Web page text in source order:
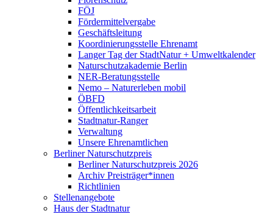
FÖJ
Fördermittelvergabe
Geschäftsleitung
Koordinierungsstelle Ehrenamt
Langer Tag der StadtNatur + Umweltkalender
Naturschutzakademie Berlin
NER-Beratungsstelle
Nemo – Naturerleben mobil
ÖBFD
Öffentlichkeitsarbeit
Stadtnatur-Ranger
Verwaltung
Unsere Ehrenamtlichen
Berliner Naturschutzpreis
Berliner Naturschutzpreis 2026
Archiv Preisträger*innen
Richtlinien
Stellenangebote
Haus der Stadtnatur